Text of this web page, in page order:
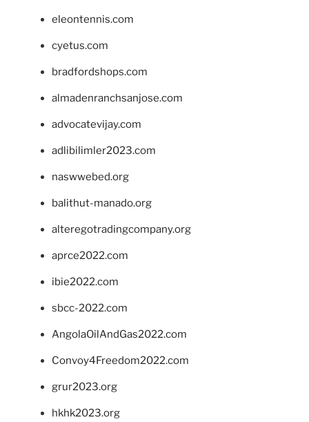
eleontennis.com
cyetus.com
bradfordshops.com
almadenranchsanjose.com
advocatevijay.com
adlibilimler2023.com
naswwebed.org
balithut-manado.org
alteregotradingcompany.org
aprce2022.com
ibie2022.com
sbcc-2022.com
AngolaOilAndGas2022.com
Convoy4Freedom2022.com
grur2023.org
hkhk2023.org